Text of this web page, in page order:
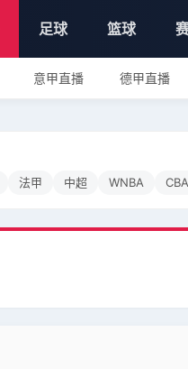
足球 篮球
意甲直播 德甲直播
法甲 中超 WNBA CBA